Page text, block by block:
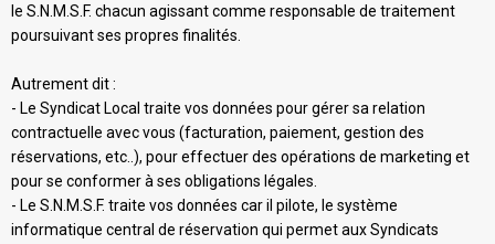
le S.N.M.S.F. chacun agissant comme responsable de traitement
poursuivant ses propres finalités.
Autrement dit :
- Le Syndicat Local traite vos données pour gérer sa relation
contractuelle avec vous (facturation, paiement, gestion des
réservations, etc..), pour effectuer des opérations de marketing et
pour se conformer à ses obligations légales.
- Le S.N.M.S.F. traite vos données car il pilote, le système
informatique central de réservation qui permet aux Syndicats